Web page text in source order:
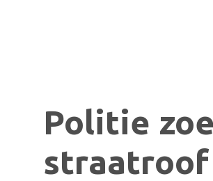
Politie
straatroof